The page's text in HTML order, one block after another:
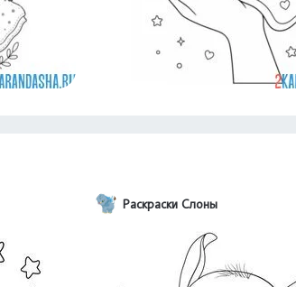
Раскраски Слоны